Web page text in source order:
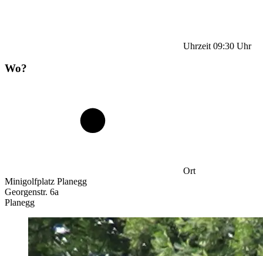
Uhrzeit 09:30 Uhr
Wo?
Ort
Minigolfplatz Planegg
Georgenstr. 6a
Planegg